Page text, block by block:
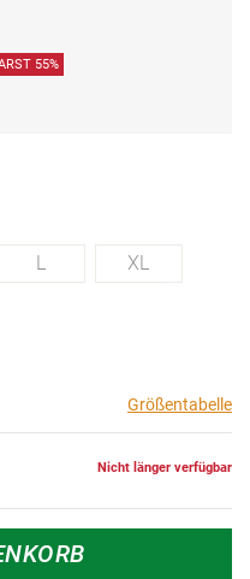
55%
L XL
Größentabelle
Nicht länger verfügbar